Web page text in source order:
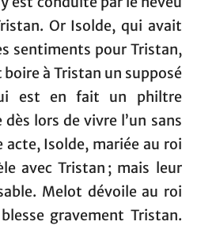
Or Isolde, qui avait
sentiments pour Tristan,
à Tristan un supposé
est en fait un philtre
lors de vivre l’un sans
acte, Isolde, mariée au roi
avec Tristan ; mais leur
Melot dévoile au roi
gravement Tristan.